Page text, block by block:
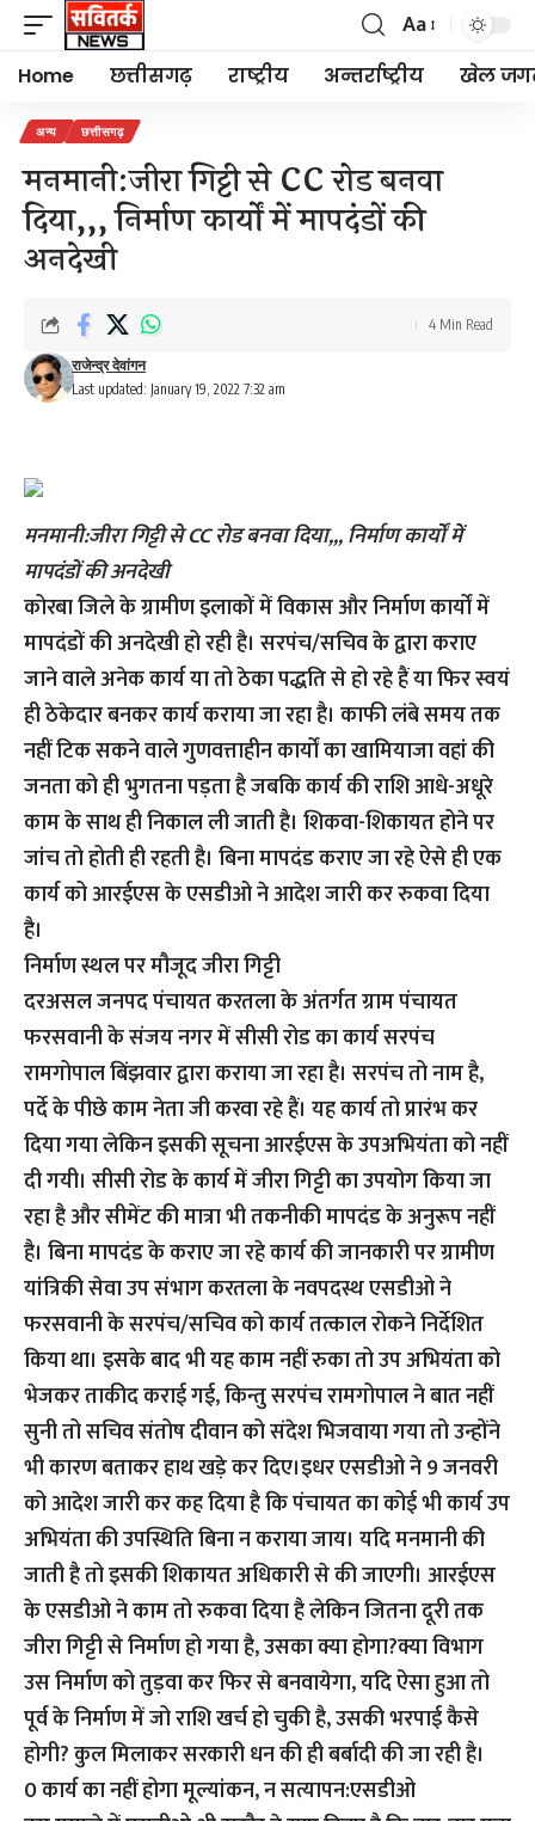
Font
Resizer
Aa
Home छत्तीसगढ़ राष्ट्रीय अन्तर्राष्ट्रीय खेल
अन्य छत्तीसगढ़
मनमानी:जीरा गिट्टी से CC रोड बनवा
दिया,,, निर्माण कार्यों में मापदंडों की
अनदेखी
Last updated: January 19, 2022 7:32 am
राजेन्द्र देवांगन
4 Min Read
मनमानी:जीरा गिट्टी से CC रोड बनवा दिया,,, निर्माण कार्यों में
मापदंडों की अनदेखी
कोरबा जिले के ग्रामीण इलाकों में विकास और निर्माण कार्यों में
मापदंडों की अनदेखी हो रही है। सरपंच/सचिव के द्वारा कराए
जाने वाले अनेक कार्य या तो ठेका पद्धति से हो रहे हैं या फिर स्वयं
ही ठेकेदार बनकर कार्य कराया जा रहा है। काफी लंबे समय तक
नहीं टिक सकने वाले गुणवत्ताहीन कार्यों का खामियाजा वहां की
जनता को ही भुगतना पड़ता है जबकि कार्य की राशि आधे-अधूरे
काम के साथ ही निकाल ली जाती है। शिकवा-शिकायत होने पर
जांच तो होती ही रहती है। बिना मापदंड कराए जा रहे ऐसे ही एक
कार्य को आरईएस के एसडीओ ने आदेश जारी कर रुकवा दिया
है।
निर्माण स्थल पर मौजूद जीरा गिट्टी
दरअसल जनपद पंचायत करतला के अंतर्गत ग्राम पंचायत
फरसवानी के संजय नगर में सीसी रोड का कार्य सरपंच
रामगोपाल बिंझवार द्वारा कराया जा रहा है। सरपंच तो नाम है,
पर्दे के पीछे काम नेता जी करवा रहे हैं। यह कार्य तो प्रारंभ कर
दिया गया लेकिन इसकी सूचना आरईएस के उपअभियंता को नहीं
दी गयी। सीसी रोड के कार्य में जीरा गिट्टी का उपयोग किया जा
रहा है और सीमेंट की मात्रा भी तकनीकी मापदंड के अनुरूप नहीं
है। बिना मापदंड के कराए जा रहे कार्य की जानकारी पर ग्रामीण
यांत्रिकी सेवा उप संभाग करतला के नवपदस्थ एसडीओ ने
फरसवानी के सरपंच/सचिव को कार्य तत्काल रोकने निर्देशित
किया था। इसके बाद भी यह काम नहीं रुका तो उप अभियंता को
भेजकर ताकीद कराई गई, किन्तु सरपंच रामगोपाल ने बात नहीं
सुनी तो सचिव संतोष दीवान को संदेश भिजवाया गया तो उन्होंने
भी कारण बताकर हाथ खड़े कर दिए।इधर एसडीओ ने 9 जनवरी
को आदेश जारी कर कह दिया है कि पंचायत का कोई भी कार्य उप
अभियंता की उपस्थिति बिना न कराया जाय। यदि मनमानी की
जाती है तो इसकी शिकायत अधिकारी से की जाएगी। आरईएस
के एसडीओ ने काम तो रुकवा दिया है लेकिन जितना दूरी तक
जीरा गिट्टी से निर्माण हो गया है, उसका क्या होगा?क्या विभाग
उस निर्माण को तुड़वा कर फिर से बनवायेगा, यदि ऐसा हुआ तो
पूर्व के निर्माण में जो राशि खर्च हो चुकी है, उसकी भरपाई कैसे
होगी? कुल मिलाकर सरकारी धन की ही बर्बादी की जा रही है।
0 कार्य का नहीं होगा मूल्यांकन, न सत्यापन:एसडीओ